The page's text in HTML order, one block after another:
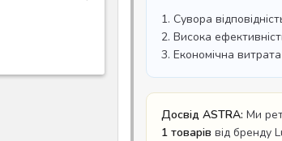
1. Сувора
2. Висока
3. Економічна
Досвід ASTRA: Ми
1 товарів від бренду